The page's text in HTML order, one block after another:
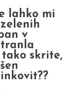
lahko mi
v
skrite,